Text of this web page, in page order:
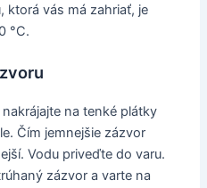
ktorá vás má zahriať, je
°C.
na tenké plátky
Čím jemnejšie zázvor
Vodu priveďte do varu.
zázvor a varte na